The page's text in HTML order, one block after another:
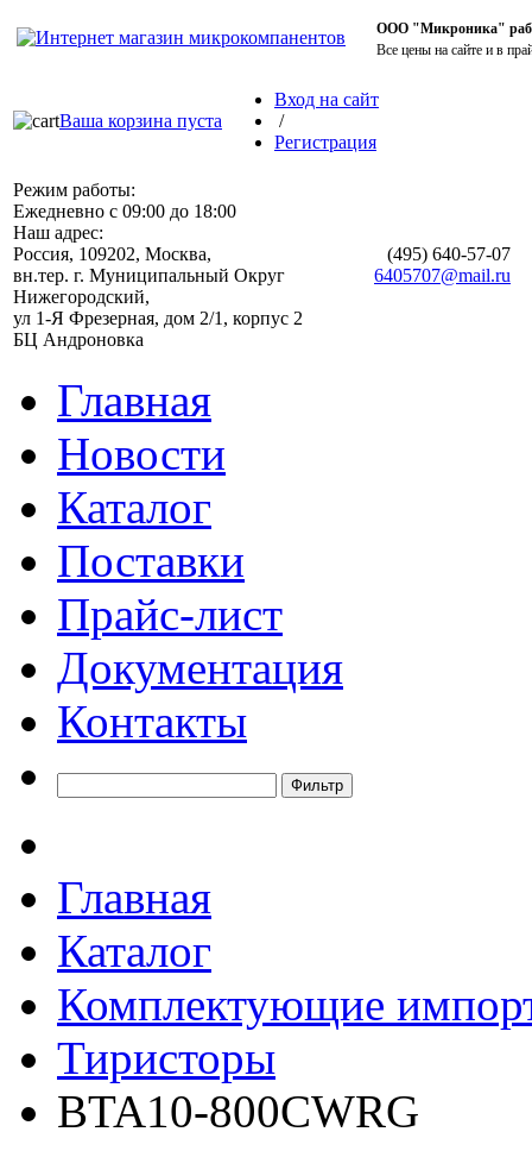
ООО "Микроника"
Все цены на сайте и в
Ваша корзина пуста
Вход на сайт
/
Регистрация
Режим работы:
Ежедневно с 09:00 до 18:00
Наш адрес:
Россия, 109202, Москва,
вн.тер. г. Муниципальный Округ
Нижегородский,
ул 1-Я Фрезерная, дом 2/1, корпус 2
БЦ Андроновка
(495) 640-57-07
6405707@mail.ru
Главная
Новости
Каталог
Поставки
Прайс-лист
Документация
Контакты
Главная
Каталог
Комплектующие
Тиристоры
BTA10-800CWRG